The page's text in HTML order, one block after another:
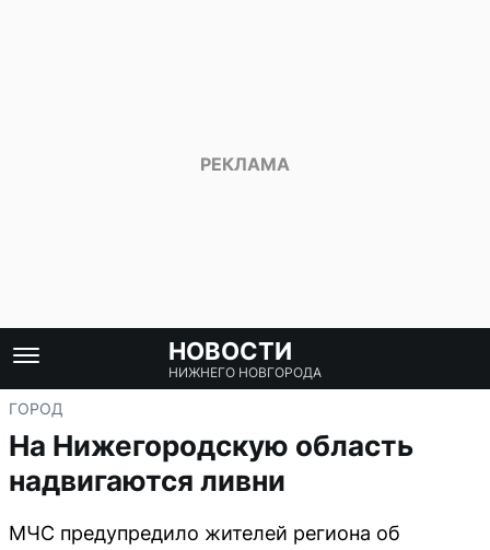
НОВОСТИ
НИЖНЕГО НОВГОРОДА
ГОРОД
На Нижегородскую область
надвигаются ливни
МЧС предупредило жителей региона об